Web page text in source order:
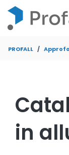
PROFALL
in